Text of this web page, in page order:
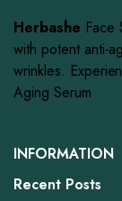
Herbashe Face
with potent anti-
wrinkles.
Aging Serum
INFORMATION
Recent Posts